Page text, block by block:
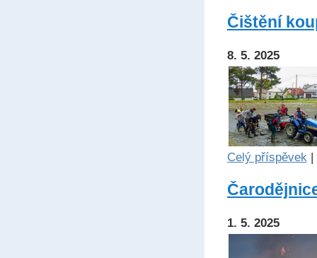
Čištění
8. 5. 2025
Celý příspěvek |
1. 5. 2025